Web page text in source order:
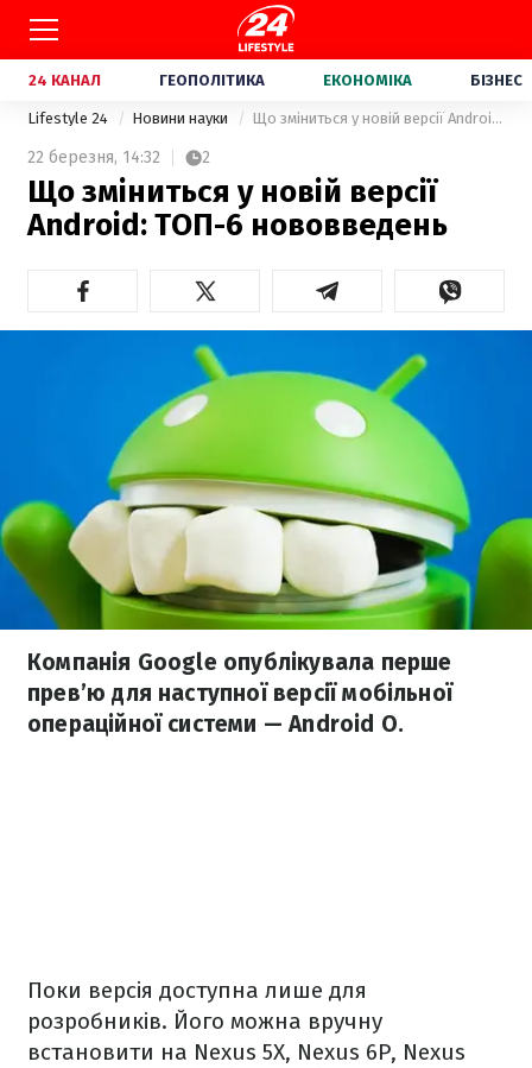
24 КАНАЛ ГЕОПОЛІТИКА ЕКОНОМІКА БІЗНЕС
Lifestyle 24 Новини науки Що зміниться у новій версії Android: ТОП-6 нововведень
22 березня, 14:32 2
Що зміниться у новій версії
Android: ТОП-6 нововведень
Компанія Google опублікувала перше
прев’ю для наступної версії мобільної
операційної системи — Android O.
Поки версія доступна лише для
розробників. Його можна вручну
встановити на Nexus 5X, Nexus 6P, Nexus